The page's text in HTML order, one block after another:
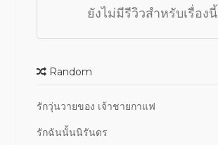
ยังไม่มีรีวิวสำหรับเรื่องนี้
Random
รักวุ่นวายของ เจ้าชายกาแฟ
รักฉันนั้นนิรันดร